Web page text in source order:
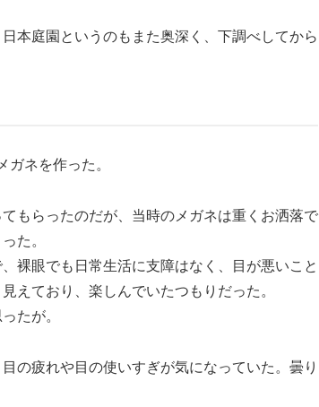
本庭園というのもまた奥深く、下調べしてから
ネを作った。
もらったのだが、当時のメガネは重くお洒落で
た。
裸眼でも日常生活に支障はなく、目が悪いこと
えており、楽しんでいたつもりだった。
たが。
の疲れや目の使いすぎが気になっていた。曇り